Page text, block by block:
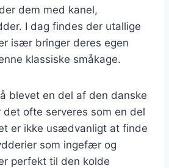
dem med kanel,
I dag findes der utallige
især bringer deres egen
klassiske småkage.
blevet en del af den danske
ofte serveres som en del
er ikke usædvanligt at finde
som ingefær og
perfekt til den kolde